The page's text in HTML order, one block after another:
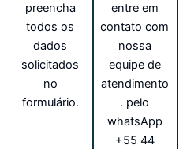
preencha
todos os
dados
solicitados
no
formulário.
entre em
contato com
nossa
equipe de
atendimento
. pelo
whatsApp
+55 44